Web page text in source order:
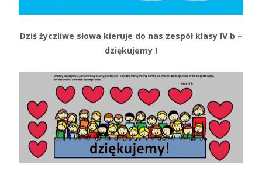
Dziś życzliwe słowa kieruje do nas zespół klasy IV b –
dziękujemy !